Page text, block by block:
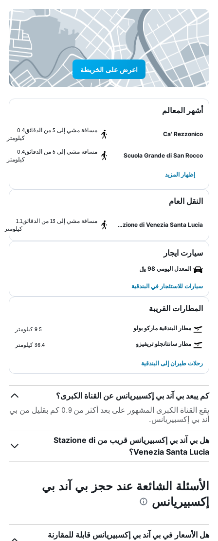
اعرض على الخريطة
أشهر المعالم
Ca' Rezzonico
مسافة مشي إلى 5 من الدقائق
0.4
كيلومتر
Scuola Grande di San Rocco
مسافة مشي إلى 5 من الدقائق
0.4
كيلومتر
إظهار المزيد
النقل العام
Stazione di Venezia Santa Lucia
مسافة مشي إلى 13 من الدقائق
1.1
كيلومتر
سيارت ايجار
المعدل اليومي 98 ﷼
سيارات للاستئجار في البندقية
المطارات القريبة
مطار البندقية ماركو بولو
9.5 كيلومتر
مطار سانتانجلو تريفيزو
36.4 كيلومتر
رحلات طيران إلى البندقية
كم يبعد بي آند بي إكسبيريانس عن القناة الكبرى؟
يقع القناة الكبرى المشهور على بعد أكثر من 0.9 كم بقليل من بي
آند بي إكسبيريانس.
هل بي آند بي إكسبيريانس قريب من Stazione di
Venezia Santa Lucia؟
الأسئلة الشائعة عند حجز بي آند بي
إكسبيريانس
هل الأسعار في بي آند بي إكسبيريانس قابلة للمقارنة